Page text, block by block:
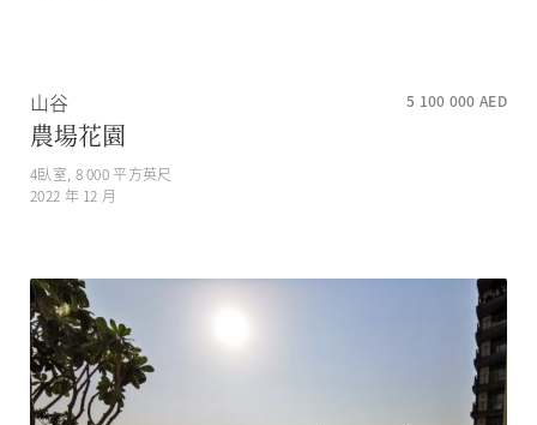
山谷 5 100 000 AED
農場花園
4臥室, 8 000 平方英尺
2022 年 12 月